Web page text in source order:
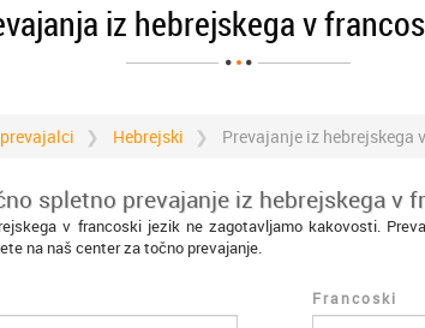
iz hebrejskega v
Hebrejski Prevajanje iz hebrejskega
spletno prevajanje iz hebrejskega v
v francoski jezik ne zagotavljamo kakovosti.
na naš center za točno prevajanje.
Francoski